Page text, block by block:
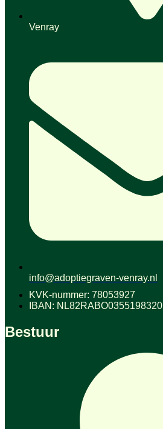
Venray
info@adoptiegraven-venray.nl
KVK-nummer: 78053927
IBAN: NL82RABO0355198320
Bestuur